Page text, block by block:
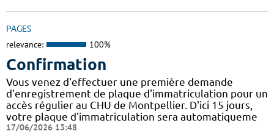
PAGES
relevance: 100%
Confirmation
Vous venez d'effectuer une première demande
d'enregistrement de plaque d'immatriculation pour un
accès régulier au CHU de Montpellier. D'ici 15 jours,
votre plaque d'immatriculation sera automatiqueme
17/06/2026 13:48